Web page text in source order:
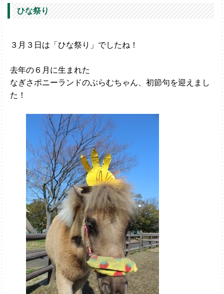
ひな祭り
３月３日は「ひな祭り」でしたね！
去年の６月に生まれた
なぎさポニーランドのぷらむちゃん、初節句を迎えまし
た！